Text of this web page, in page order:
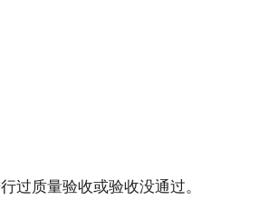
质量验收或验收没通过。